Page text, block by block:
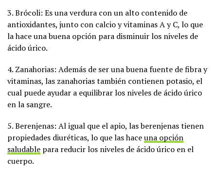
3. Brócoli: Es una verdura con un alto contenido de
antioxidantes, junto con calcio y vitaminas A y C, lo que
la hace una buena opción para disminuir los niveles de
ácido úrico.
4. Zanahorias: Además de ser una buena fuente de fibra y
vitaminas, las zanahorias también contienen potasio, el
cual puede ayudar a equilibrar los niveles de ácido úrico
en la sangre.
5. Berenjenas: Al igual que el apio, las berenjenas tienen
propiedades diuréticas, lo que las haceuna opción
saludable para reducir los niveles de ácido úrico en el
cuerpo.